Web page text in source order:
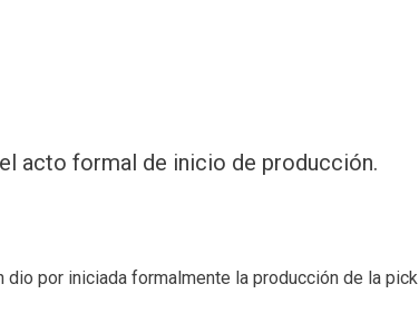
acto formal de inicio de producción.
por iniciada formalmente la producción de la pick